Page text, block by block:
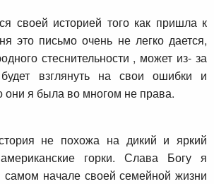
своей историей того как пришла к
это письмо очень не легко дается,
стеснительности , может из- за
взглянуть на свои ошибки и
они я была во многом не права.
не похожа на дикий и яркий
горки. Слава Богу я
самом начале своей семейной жизни